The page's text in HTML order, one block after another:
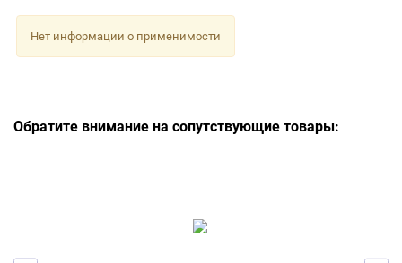
Нет информации о применимости
Обратите внимание на сопутствующие товары: